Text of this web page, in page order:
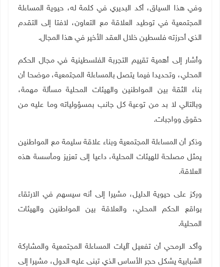
وفي هذا السياق، أكد البديري في كلمة له، حيوية المساءلة
المجتمعية في توطيد العلاقة مع التعاون، لافتا إلى التقدم
الذي أحرزته فلسطين خلال العقد الأخير في هذا المجال.
وأشار إلى أهمية تقييم التجربة الفلسطينية في مجال الحكم
المحلي، وتحديدا فيما يتصل بالمساءلة المجتمعية، موضحا أن
بناء الثقة بين المواطنين والهيئات المحلية مسألة مهمة،
وبالتالي لا بد من توعية كل جانب بمسؤولياته وما عليه من
حقوق وواجبات.
وذكر أن المساءلة المجتمعية وبناء علاقة سليمة مع المواطنين
يمثل مصلحة للهيئات المحلية، داعيا إلى تعزيز ومأسسة هذه
العلاقة.
وركز على حيوية الدليل، مشيرا إلى أنه سيسهم في الارتقاء
بواقع الحكم المحلي، والعلاقة بين المواطنين والهيئات
المحلية.
وأكد الرمحي أن تفعيل آليات المساءلة المجتمعية والمشاركة
الشبابية يشكل حجر الأساس الذي تبنى عليه الدول، مشيرا إلى